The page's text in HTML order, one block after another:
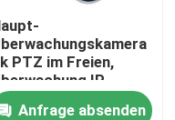
PTZ im Freien,
IP-
wasserdicht
Anfrage absenden